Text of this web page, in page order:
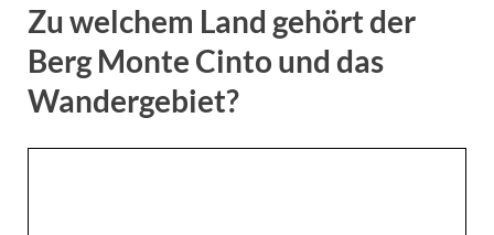
Zu welchem Land gehört der
BergMonte Cinto und das
Wandergebiet?